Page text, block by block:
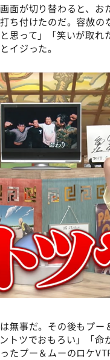
面が切り替わると、お
ち付けたのだ。容赦
思って」「笑いが取れ
イジった。
無事だ。その後もプ
トツでおもろい」「命
たプー＆ムーのロケ